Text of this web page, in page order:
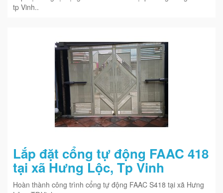
tp Vinh..
Lắp đặt cổng tự động FAAC 418
tại xã Hưng Lộc, Tp Vinh
Hoàn thành công trình cổng tự động FAAC S418 tại xã Hưng